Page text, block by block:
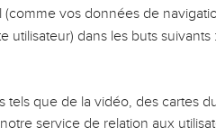
a été enlevé d'avec nous,
surnommé Juste, et
de tous, montre-nous lequel
vos données de
utilisateur) dans les buts suivants :
tels que de la vidéo, des cartes
service de relation aux